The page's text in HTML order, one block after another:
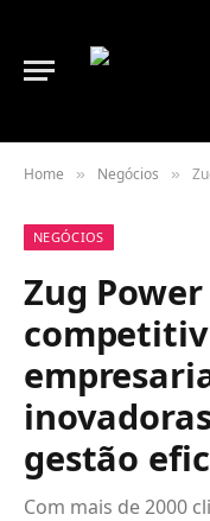
Home » Negócios » Zug
NEGÓCIOS
Zug
gestão
Com mais de 2000